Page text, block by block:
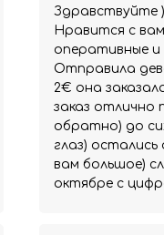
Здравствуйте
Нравится с
оперативные
Отправила
2€ она
заказ отлично
обратно) до
глаз) остались
вам большое)
октябре с